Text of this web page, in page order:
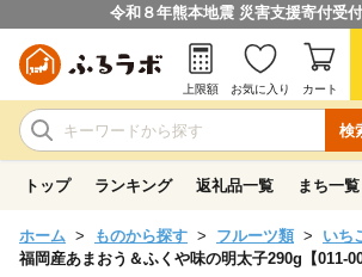
令和８年熊本地震 災害支援寄付受
検
上限額 お気に入り カート
トップ ランキング 返礼品一覧 まち一覧
ホーム ものから探す フルーツ類
いち
福岡産あまおう＆ふくや味の明太子290g【011-